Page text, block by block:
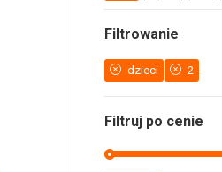
Filtrowanie
dzieci 2
Filtruj po cenie